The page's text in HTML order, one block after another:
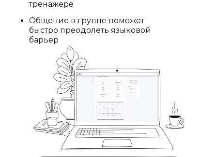
тренажере
Общение в группе поможет
быстро преодолеть языковой
барьер